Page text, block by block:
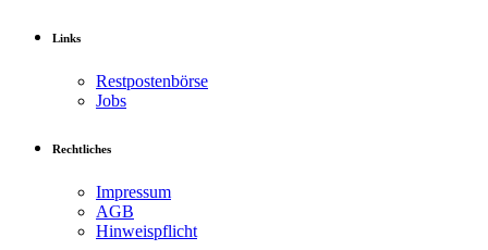
Links
Restpostenbörse
Jobs
Rechtliches
Impressum
AGB
Hinweispflicht